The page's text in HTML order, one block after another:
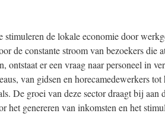
stimuleren de lokale economie door
de constante stroom van bezoekers die
ontstaat er een vraag naar personeel in
van gidsen en horecamedewerkers tot
De groei van deze sector draagt bij aan
het genereren van inkomsten en het